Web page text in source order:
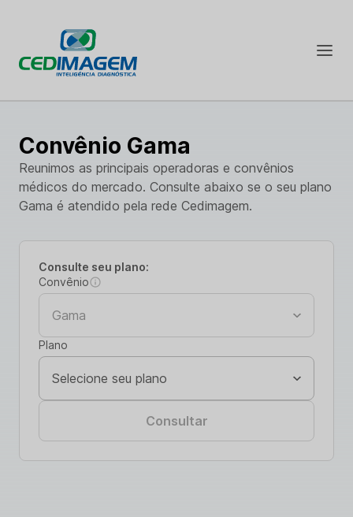
Convênio Gama
Reunimos as principais operadoras e convênios
médicos do mercado. Consulte abaixo se o seu plano
Gama é atendido pela rede Cedimagem.
Consulte seu plano:
Convênio
Plano
Consultar